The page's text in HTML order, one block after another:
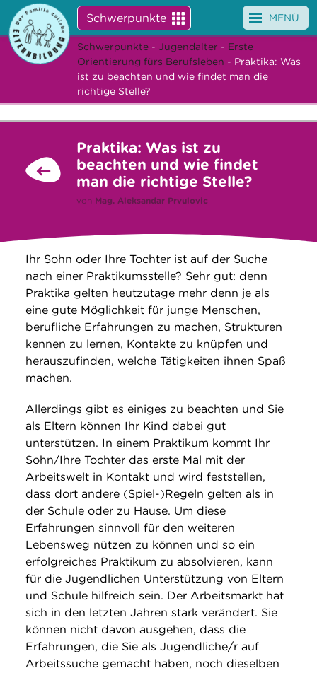
Schwerpunkte
Angebote
Veranstaltungen
News
Service
MENÜ
Schwerpunkte - Jugendalter - Erste
Orientierung fürs Berufsleben - Praktika: Was
ist zu beachten und wie findet man die
richtige Stelle?
Praktika: Was ist zu
beachten und wie findet
man die richtige Stelle?
von Mag. Aleksandar Prvulovic
Ihr Sohn oder Ihre Tochter ist auf der Suche
nach einer Praktikumsstelle? Sehr gut: denn
Praktika gelten heutzutage mehr denn je als
eine gute Möglichkeit für junge Menschen,
berufliche Erfahrungen zu machen, Strukturen
kennen zu lernen, Kontakte zu knüpfen und
herauszufinden, welche Tätigkeiten ihnen Spaß
machen.
Allerdings gibt es einiges zu beachten und Sie
als Eltern können Ihr Kind dabei gut
unterstützen. In einem Praktikum kommt Ihr
Sohn/Ihre Tochter das erste Mal mit der
Arbeitswelt in Kontakt und wird feststellen,
dass dort andere (Spiel-)Regeln gelten als in
der Schule oder zu Hause. Um diese
Erfahrungen sinnvoll für den weiteren
Lebensweg nützen zu können und so ein
erfolgreiches Praktikum zu absolvieren, kann
für die Jugendlichen Unterstützung von Eltern
und Schule hilfreich sein. Der Arbeitsmarkt hat
sich in den letzten Jahren stark verändert. Sie
können nicht davon ausgehen, dass die
Erfahrungen, die Sie als Jugendliche/r auf
Arbeitssuche gemacht haben, noch dieselben